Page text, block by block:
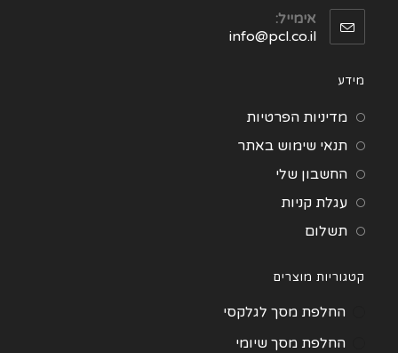
אימייל:
info@pcl.co.il
מידע
מדיניות הפרטיות
תנאי שימוש באתר
החשבון שלי
עגלת קניות
תשלום
קטגוריות מוצרים
החלפת מסך לגלקסי
החלפת מסך שיומי